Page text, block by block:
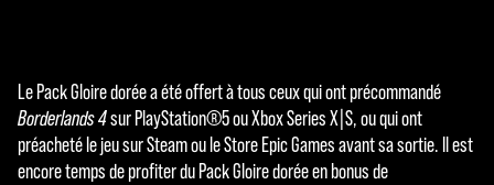
Le Pack Gloire dorée a été offert à tous ceux qui ont précommandé
Borderlands 4sur PlayStation®5 ou Xbox Series X|S, ou qui ont
préacheté le jeu sur Steam ou le Store Epic Games avant sa sortie. Il est
encore temps de profiter du Pack Gloire dorée en bonus de